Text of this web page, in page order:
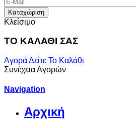
Καταχώριση
Κλείσιμο
ΤΟ ΚΑΛΑΘΙ ΣΑΣ
ΑγοράΔείτε Το Καλάθι
Συνέχεια Αγορών
Navigation
Αρχική